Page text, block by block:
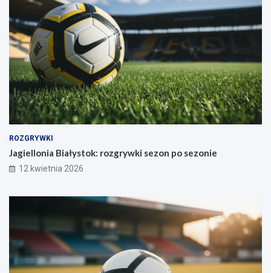
ROZGRYWKI
Jagiellonia Białystok: rozgrywki sezon po sezonie
12 kwietnia 2026